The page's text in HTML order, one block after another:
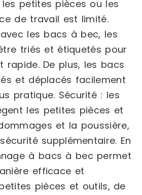
petites pièces ou les
de travail est limité.
les bacs à bec, les
triés et étiquetés pour
rapide. De plus, les bacs
et déplacés facilement
pratique. Sécurité : les
les petites pièces et
et la poussière,
supplémentaire. En
à bacs à bec permet
efficace et
pièces et outils, de